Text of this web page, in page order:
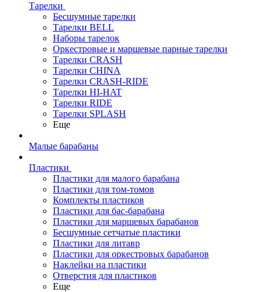
Тарелки
Бесшумные тарелки
Тарелки BELL
Наборы тарелок
Оркестровые и маршевые парные тарелки
Тарелки CRASH
Тарелки CHINA
Тарелки CRASH-RIDE
Тарелки HI-HAT
Тарелки RIDE
Тарелки SPLASH
Еще
Малые барабаны
Пластики
Пластики для малого барабана
Пластики для том-томов
Комплекты пластиков
Пластики для бас-барабана
Пластики для маршевых барабанов
Бесшумные сетчатые пластики
Пластики для литавр
Пластики для оркестровых барабанов
Наклейки на пластики
Отверстия для пластиков
Еще